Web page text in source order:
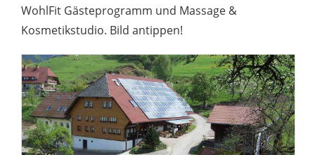
WohlFit Gästeprogramm und Massage &
Kosmetikstudio. Bild antippen!